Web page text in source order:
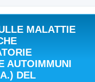
MALATTIE
AUTOIMMUNI
DEL